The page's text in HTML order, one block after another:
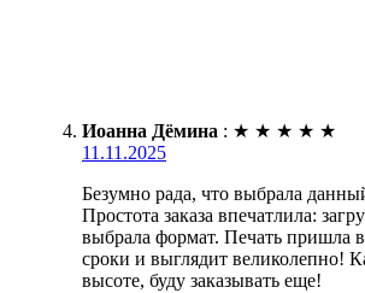
Иоанна Дёмина : ★ ★ ★ ★ ★
11.11.2025
Безумно рада, что выбрала
Простота заказа впечатлила:
выбрала формат. Печать пришла
сроки и выглядит великолепно!
высоте, буду заказывать еще!